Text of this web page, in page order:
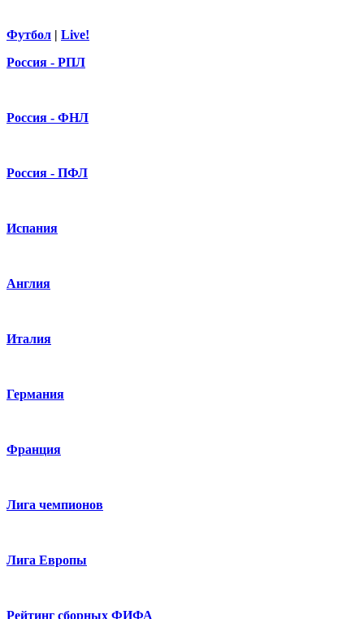
Футбол | Live!
Россия - РПЛ
Россия - ФНЛ
Россия - ПФЛ
Испания
Англия
Италия
Германия
Франция
Лига чемпионов
Лига Европы
Рейтинг сборных ФИФА